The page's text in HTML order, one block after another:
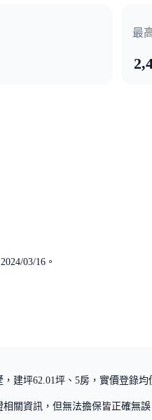
最
03/16。
建坪62.01坪、5房，實價登錄均
關資訊，但無法擔保皆正確無